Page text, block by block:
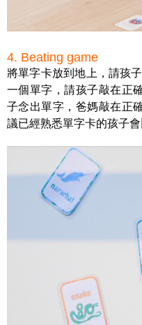
4. Beating game
將單字卡放到地上，請孩
一個單字，請孩子敲在正
子念出單字，爸媽敲在正
議已經熟悉單字卡的孩子